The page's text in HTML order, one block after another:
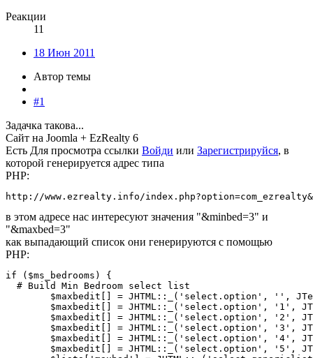
Реакции
11
18 Июн 2011
Автор темы
#1
Задачка такова...
Сайт на Joomla + EzRealty 6
Есть Для просмотра ссылки Войди или Зарегистрируйся, в
которой генерируется адрес типа
PHP:
http://www.ezrealty.info/
в этом адресе нас интересуют значения "&minbed=3" и
"&maxbed=3"
как выпадающий список они генерируются с помощью
PHP:
if ($ms_bedrooms) {
  # Build Min Bedroom select list